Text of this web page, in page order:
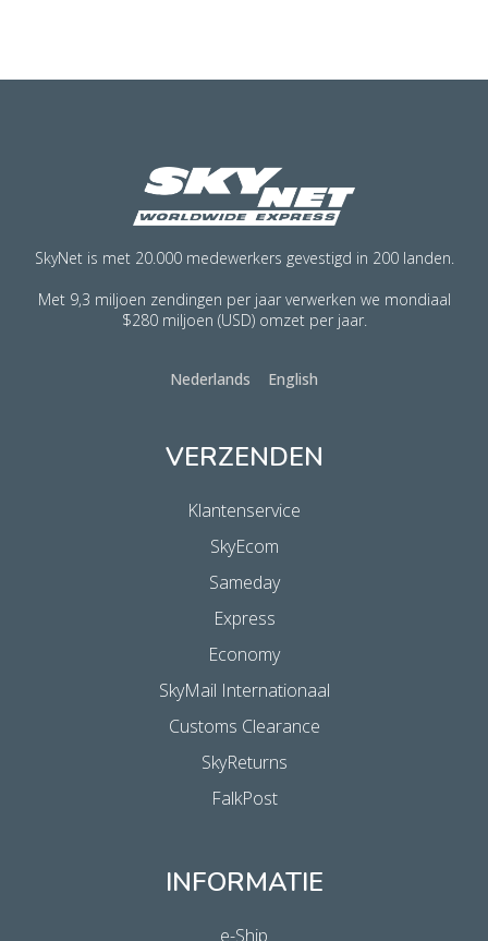
SkyNet is met 20.000 medewerkers gevestigd in 200 landen.
Met 9,3 miljoen zendingen per jaar verwerken we mondiaal
$280 miljoen (USD) omzet per jaar.
Nederlands English
VERZENDEN
Klantenservice
SkyEcom
Sameday
Express
Economy
SkyMail Internationaal
Customs Clearance
SkyReturns
FalkPost
INFORMATIE
e-Ship